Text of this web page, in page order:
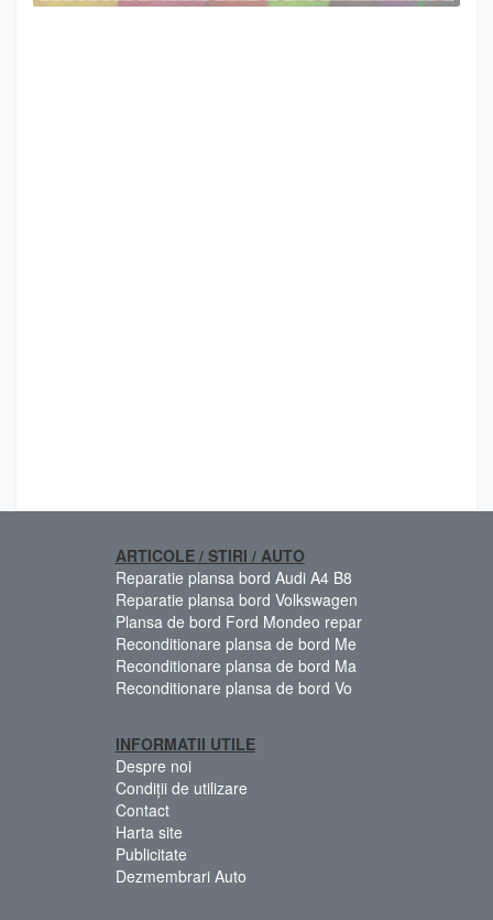
ARTICOLE / STIRI / AUTO
Reparatie plansa bord Audi A4 B8
Reparatie plansa bord Volkswagen
Plansa de bord Ford Mondeo repar
Reconditionare plansa de bord Me
Reconditionare plansa de bord Ma
Reconditionare plansa de bord Vo
INFORMATII UTILE
Despre noi
Condiții de utilizare
Contact
Harta site
Publicitate
Dezmembrari Auto